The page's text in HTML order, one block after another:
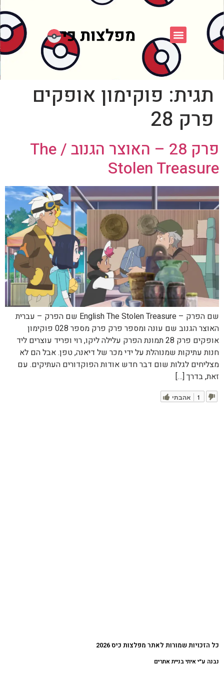
תגית: פוקימון אופקים
פרק 28
פרק 28 – האוצר הגנוב / The
Stolen Treasure
שם הפרק – English The Stolen Treasure שם הפרק – עברית
האוצר הגנוב שם עונה ומספר פרק פרק מספר 028 פוקימון
אופקים פרק 28 תמונת הפרק עלילה ליקו, רוי ופריד עוצרים ליד
חנות עתיקות שמנוהלת על ידי מכר של דיאנה, טפן. אבל הם לא
מצליחים לגלות שום דבר חדש אודות הפוקדורים העתיקים. עם
זאת, בדרך […]
אהבתי 1
כל הזכויות שמורות לאתר מפלצות כיס 2026
נבנה ע״י איתי בניית אתרים